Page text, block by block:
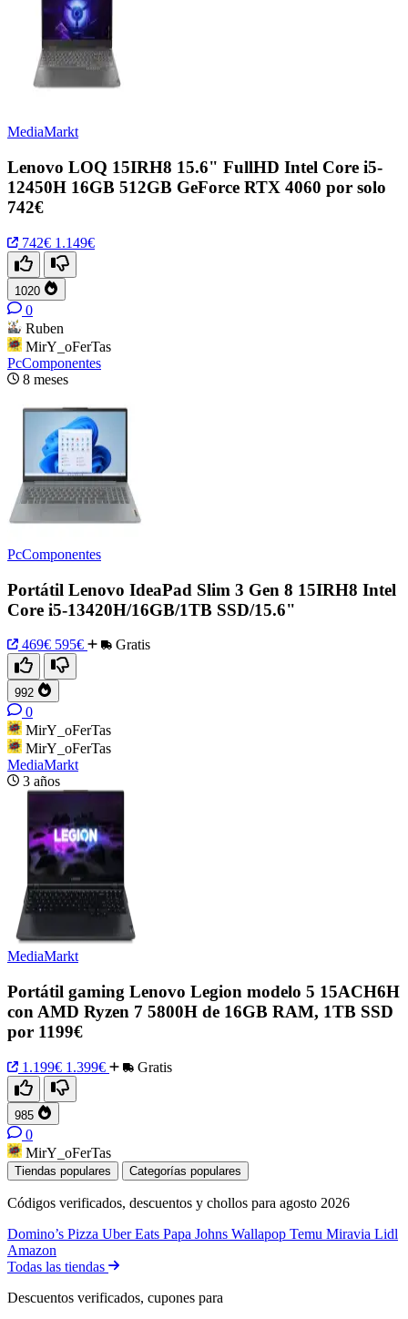
MediaMarkt
Lenovo LOQ 15IRH8 15.6" FullHD Intel Core i5-
12450H 16GB 512GB GeForce RTX 4060 por solo
742€
742€ 1.149€
1020
0
Ruben
MirY_oFerTas
PcComponentes
8 meses
PcComponentes
Portátil Lenovo IdeaPad Slim 3 Gen 8 15IRH8 Intel
Core i5-13420H/16GB/1TB SSD/15.6"
469€ 595€ Gratis
992
0
MirY_oFerTas
MirY_oFerTas
MediaMarkt
3 años
MediaMarkt
Portátil gaming Lenovo Legion modelo 5 15ACH6H
con AMD Ryzen 7 5800H de 16GB RAM, 1TB SSD
por 1199€
1.199€ 1.399€ Gratis
985
0
MirY_oFerTas
Tiendas populares Categorías populares
Códigos verificados, descuentos y chollos para agosto 2026
Domino’s Pizza Uber Eats Papa Johns Wallapop Temu Miravia Lidl
Amazon
Todas las tiendas
Descuentos verificados, cupones para